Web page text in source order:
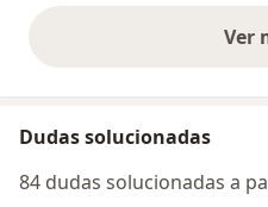
Ver
Dudas solucionadas
84 dudas solucionadas a